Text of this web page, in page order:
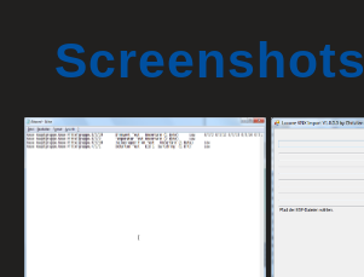
Screenshots